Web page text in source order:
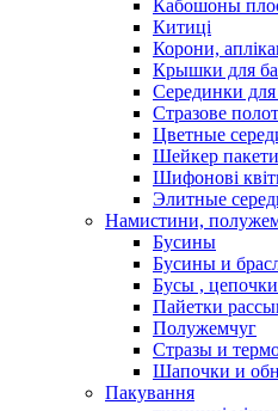
Кабошоны
Китиці
Корони,
Крышки для
Серединки
Стразове
Цветные
Шейкер
Шифонові
Элитные
Намистини,
Бусины
Бусины и
Бусы ,
Пайетки
Полужемчуг
Стразы и
Шапочки и
Пакування